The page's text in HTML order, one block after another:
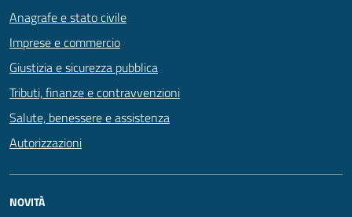
Anagrafe e stato civile
Imprese e commercio
Giustizia e sicurezza pubblica
Tributi, finanze e contravvenzioni
Salute, benessere e assistenza
Autorizzazioni
NOVITÀ